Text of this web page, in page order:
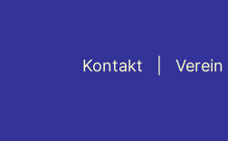
Kontakt Verein